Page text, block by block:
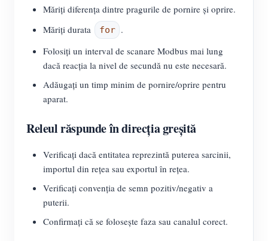
Măriți diferența dintre pragurile de pornire și oprire.
Măriți durata
for .
Folosiți un interval de scanare Modbus mai lung
dacă reacția la nivel de secundă nu este necesară.
Adăugați un timp minim de pornire/oprire pentru
aparat.
Releul răspunde în direcția greșită
Verificați dacă entitatea reprezintă puterea sarcinii,
importul din rețea sau exportul în rețea.
Verificați convenția de semn pozitiv/negativ a
puterii.
Confirmați că se folosește faza sau canalul corect.